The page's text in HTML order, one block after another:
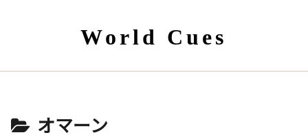
World Cues
オマーン